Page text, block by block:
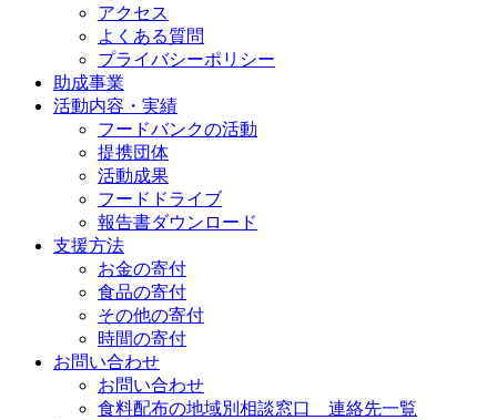
アクセス
よくある質問
プライバシーポリシー
助成事業
活動内容・実績
フードバンクの活動
提携団体
活動成果
フードドライブ
報告書ダウンロード
支援方法
お金の寄付
食品の寄付
その他の寄付
時間の寄付
お問い合わせ
お問い合わせ
食料配布の地域別相談窓口 連絡先一覧